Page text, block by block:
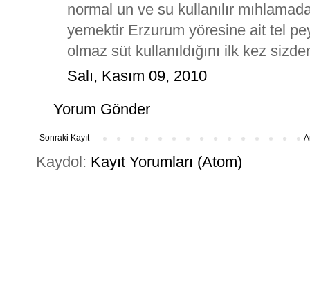
normal un ve su kullanılır
yemektir Erzurum yöresine ait tel
olmaz süt kullanıldığını ilk kez
Salı, Kasım 09, 2010
Yorum Gönder
Sonraki Kayıt
Kaydol: Kayıt Yorumları (Atom)